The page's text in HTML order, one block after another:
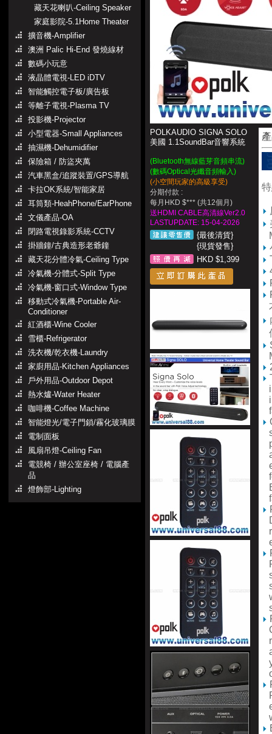
藏天花喇叭-Ceiling Speaker
家庭影院-5.1Home Theater
擴音機-Amplifier
澳洲 Palic Hi-End 發燒線材
數碼小玩意
液晶體電視-LED iDTV
智能觸控電子板/廣告板
等離子電視-Plasma TV
投影機-Projector
小型電器-Small Appliances
抽濕機-Dehumidifier
保險箱 / 防盜夾萬
汽車黑盒/追蹤裝置/GPS導航
卡拉OK系統/智能家居
耳筒類-HeahPhone/EarPhone
文儀產品-OA
閉路電視錄影系統-CCTV
掛牆鐘/古典造形老爺鐘
藏天花分體冷氣-Ceiling Type
冷氣機-分體式-Split Type
冷氣機-窗口式-Window Type
移動式冷氣機-Portable Air-
Conditioner
紅酒櫃-Wine Cooler
雪櫃-Refrigerator
洗衣機/乾衣機-Laundry
家廚用品-Kitchen Appliances
戶外用品-Outdoor Depot
熱水爐-Water Heater
咖啡機-Coffee Machine
智能燈光/電子門鎖/霧化玻璃膜
電制面板
風扇吊燈-Ceiling Fan
電競椅 / 辦公室座椅 / 電腦產
品
燈飾部-Lighting
POLKAUDIO SIGNA SOLO
美國 1.1SoundBar音響系統
(Bluetooth無線藍芽音頻串流)
(數碼Optical光纖音頻輸入)
(小空間玩家的高級享受)
分期付款 :
每月HKD $*** (共12個月)
送HDMI CABLE高清線Ver2.0
LASTUPDATE: 15-04-2026
{最後清貨}
{現貨發售}
HKD $1,399